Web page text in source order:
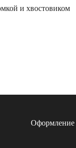
и хвостовиком
Оформление